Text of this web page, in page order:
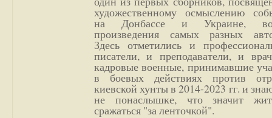
художественному осмыслению
на Донбассе и Украине,
произведения самых разных
Здесь отметились и
писатели, и преподаватели, и
кадровые военные, принимавшие
в боевых действиях против
киевской хунты в 2014-2023 гг. и
не понаслышке, что значит
сражаться "за ленточкой".